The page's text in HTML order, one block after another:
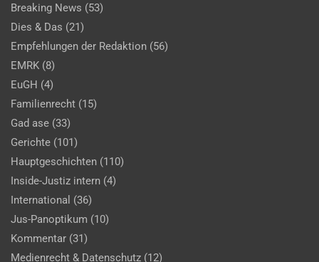
Breaking News (53)
Dies & Das (21)
Empfehlungen der Redaktion (56)
EMRK (8)
EuGH (4)
Familienrecht (15)
Gad ase (33)
Gerichte (101)
Hauptgeschichten (110)
Inside-Justiz intern (4)
International (36)
Jus-Panoptikum (10)
Kommentar (31)
Medienrecht & Datenschutz (12)